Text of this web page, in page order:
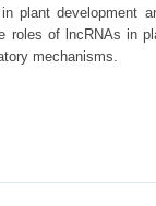
plant development
roles of lncRNAs in
mechanisms.